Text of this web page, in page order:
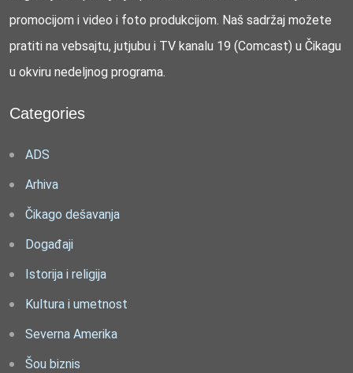
promocijom i video i foto produkcijom. Naš sadržaj možete
pratiti na vebsajtu, jutjubu i TV kanalu 19 (Comcast) u Čikagu
u okviru nedeljnog programa.
Categories
ADS
Arhiva
Čikago dešavanja
Događaji
Istorija i religija
Kultura i umetnost
Severna Amerika
Šou biznis